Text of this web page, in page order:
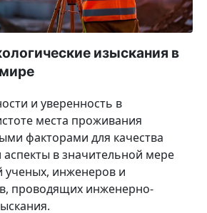
изыскания в
и уверенность в
места проживания
факторами для качества
в значительной мере
ученых, инженеров и
проводящих инженерно-